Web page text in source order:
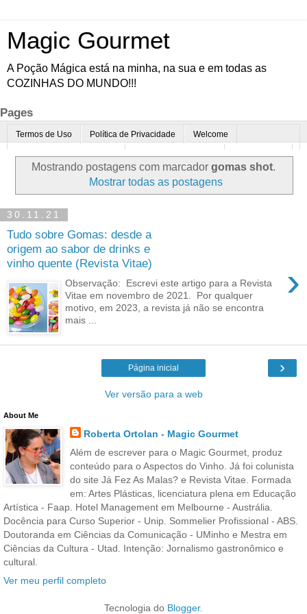
Magic Gourmet
A Poção Mágica está na minha, na sua e em todas as
COZINHAS DO MUNDO!!!
Pages
Termos de Uso Política de Privacidade Welcome
Enoturismo Minha Cozinha Dicas da vovó Mais
Parcerias Contato
Mostrando postagens com marcador gomas shot.
Mostrar todas as postagens
30.11.21
Tudo sobre Gomas: desde a
origem ao sabor de drinks e
vinho quente (Revista Vitae)
›
Observação: Escrevi este artigo para a Revista
Vitae em novembro de 2021. Por qualquer
motivo, em 2023, a revista já não se encontra
mais ...
›
Página inicial
Ver versão para a web
About Me
Roberta Ortolan - Magic Gourmet
Além de escrever para o Magic Gourmet, produz
conteúdo para o Aspectos do Vinho. Já foi colunista
do site Já Fez As Malas? e Revista Vitae. Formada
em: Artes Plásticas, licenciatura plena em Educação
Artística - Faap. Hotel Management em Melbourne - Austrália.
Docência para Curso Superior - Unip. Sommelier Profissional - ABS.
Doutoranda em Ciências da Comunicação - UMinho e Mestra em
Ciências da Cultura - Utad. Intenção: Jornalismo gastronômico e
cultural.
Ver meu perfil completo
Tecnologia do Blogger.